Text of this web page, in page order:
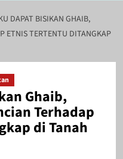
DAPAT BISIKAN GHAIB,
ETNIS TERTENTU DITANGKAP
Ghaib,
Terhadap
di Tanah